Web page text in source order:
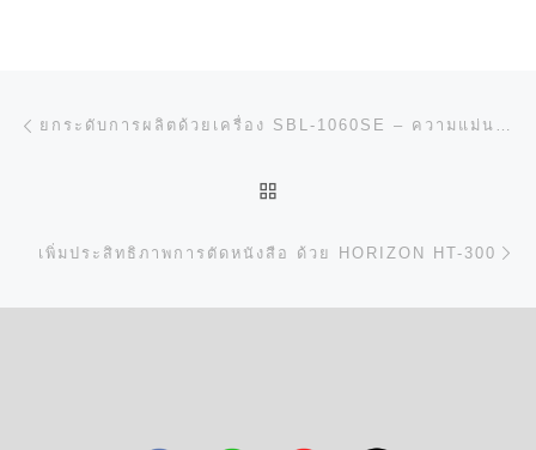
การนำทางของเรื่อง
เพิ่มประสิทธิภาพการตัดหนังสือ ด้วย HORIZON HT-300